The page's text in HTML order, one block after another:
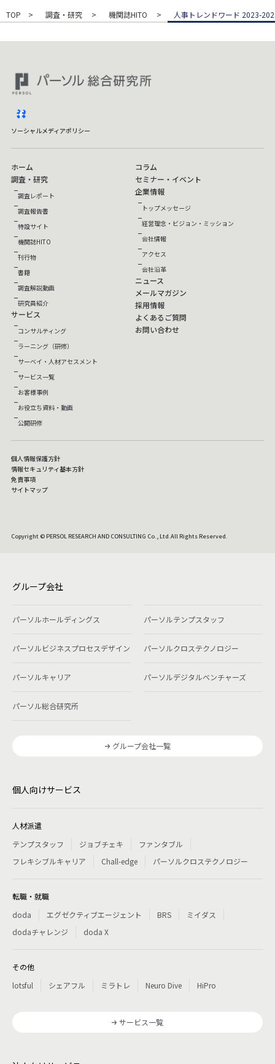
TOP 調査・研究 機関誌HITO 人事トレンドワード 2023-
ソーシャルメディアポリシー
ホーム
調査・研究
調査レポート
調査報告書
特設サイト
機関誌HITO
刊行物
書籍
調査解説動画
研究員紹介
サービス
コンサルティング
ラーニング（研修）
サーベイ・人材アセスメント
サービス一覧
お客様事例
お役立ち資料・動画
公開研修
コラム
セミナー・イベント
企業情報
トップメッセージ
経営理念・ビジョン・ミッション
会社情報
アクセス
会社沿革
ニュース
メールマガジン
採用情報
よくあるご質問
お問い合わせ
Copyright © PERSOL RESEARCH AND CONSULTING Co., Ltd.All Rights Reserved.
個人情報保護方針
情報セキュリティ基本方針
免責事項
サイトマップ
グループ会社
パーソルホールディングス パーソルテンプスタッフ
パーソルビジネスプロセスデザイン パーソルクロステクノロジー
パーソルキャリア パーソルデジタルベンチャーズ
パーソル総合研究所
グループ会社一覧
個人向けサービス
人材派遣
テンプスタッフ
ジョブチェキ
ファンタブル
フレキシブルキャリア
Chall-edge パーソルクロステクノロジー
転職・就職
doda
エグゼクティブエージェント BRS
ミイダス
dodaチャレンジ
doda X
その他
lotsful
シェアフル ミラトレ Neuro Dive HiPro
サービス一覧